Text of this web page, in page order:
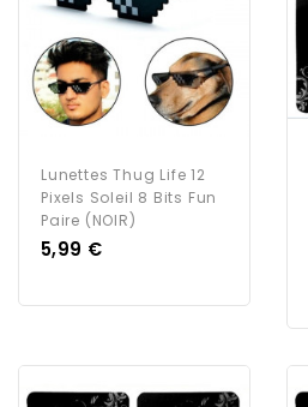
Lunettes Thug Life 12
Pixels Soleil 8 Bits Fun
Paire (NOIR)
Prix
5,99 €